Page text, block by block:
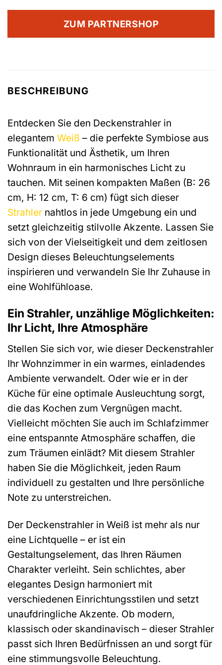
ZUM PARTNERSHOP
BESCHREIBUNG
Entdecken Sie den Deckenstrahler in
elegantem Weiß – die perfekte Symbiose aus
Funktionalität und Ästhetik, um Ihren
Wohnraum in ein harmonisches Licht zu
tauchen. Mit seinen kompakten Maßen (B: 26
cm, H: 12 cm, T: 6 cm) fügt sich dieser
Strahler nahtlos in jede Umgebung ein und
setzt gleichzeitig stilvolle Akzente. Lassen Sie
sich von der Vielseitigkeit und dem zeitlosen
Design dieses Beleuchtungselements
inspirieren und verwandeln Sie Ihr Zuhause in
eine Wohlfühloase.
Ein Strahler, unzählige Möglichkeiten:
Ihr Licht, Ihre Atmosphäre
Stellen Sie sich vor, wie dieser Deckenstrahler
Ihr Wohnzimmer in ein warmes, einladendes
Ambiente verwandelt. Oder wie er in der
Küche für eine optimale Ausleuchtung sorgt,
die das Kochen zum Vergnügen macht.
Vielleicht möchten Sie auch im Schlafzimmer
eine entspannte Atmosphäre schaffen, die
zum Träumen einlädt? Mit diesem Strahler
haben Sie die Möglichkeit, jeden Raum
individuell zu gestalten und Ihre persönliche
Note zu unterstreichen.
Der Deckenstrahler in Weiß ist mehr als nur
eine Lichtquelle – er ist ein
Gestaltungselement, das Ihren Räumen
Charakter verleiht. Sein schlichtes, aber
elegantes Design harmoniert mit
verschiedenen Einrichtungsstilen und setzt
unaufdringliche Akzente. Ob modern,
klassisch oder skandinavisch – dieser Strahler
passt sich Ihren Bedürfnissen an und sorgt für
eine stimmungsvolle Beleuchtung.